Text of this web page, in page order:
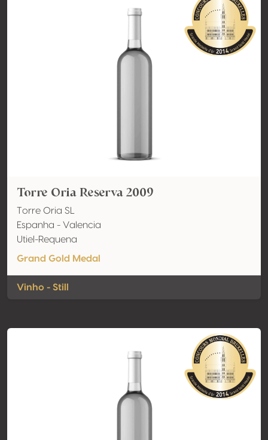
Torre Oria Reserva 2009
Torre Oria SL
Espanha - Valencia
Utiel-Requena
Grand Gold Medal
Vinho - Still